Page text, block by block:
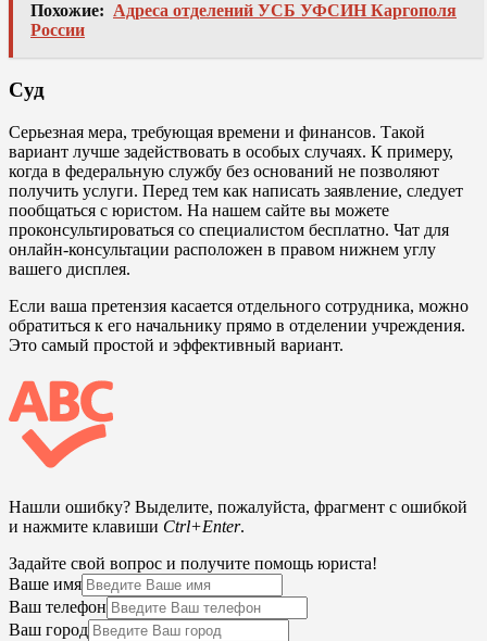
Похожие: Адреса отделений УСБ УФСИН Каргополя
России
Суд
Серьезная мера, требующая времени и финансов. Такой
вариант лучше задействовать в особых случаях. К примеру,
когда в федеральную службу без оснований не позволяют
получить услуги. Перед тем как написать заявление, следует
пообщаться с юристом. На нашем сайте вы можете
проконсультироваться со специалистом бесплатно. Чат для
онлайн-консультации расположен в правом нижнем углу
вашего дисплея.
Если ваша претензия касается отдельного сотрудника, можно
обратиться к его начальнику прямо в отделении учреждения.
Это самый простой и эффективный вариант.
Нашли ошибку? Выделите, пожалуйста, фрагмент с ошибкой
и нажмите клавиши Ctrl+Enter.
Задайте свой вопрос и получите помощь юриста!
Ваше имя
Ваш телефон
Ваш город